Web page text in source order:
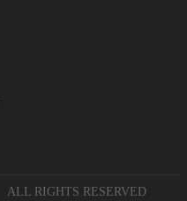
ALL RIGHTS RESERVED